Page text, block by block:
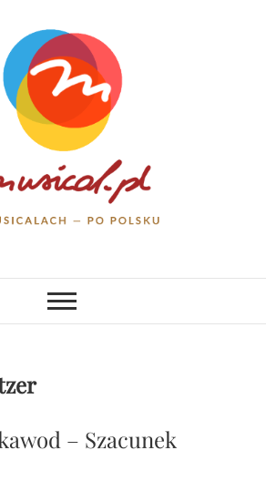
– Szacunek